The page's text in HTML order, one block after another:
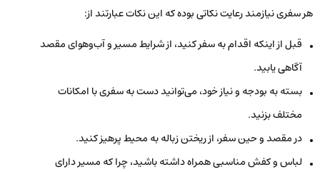
هر سفری نیازمند رعایت نکاتی بوده که این نکات عبارتند از:
قبل از اینکه اقدام به سفر کنید، از شرایط مسیر و آب‌وهوای مقصد
آگاهی یابید.
بسته به بودجه و نیاز خود، می‌توانید دست به سفری با امکانات
مختلف بزنید.
در مقصد و حین سفر، از ریختن زباله به محیط پرهیز کنید.
لباس و کفش مناسبی همراه داشته باشید، چرا که مسیر دارای